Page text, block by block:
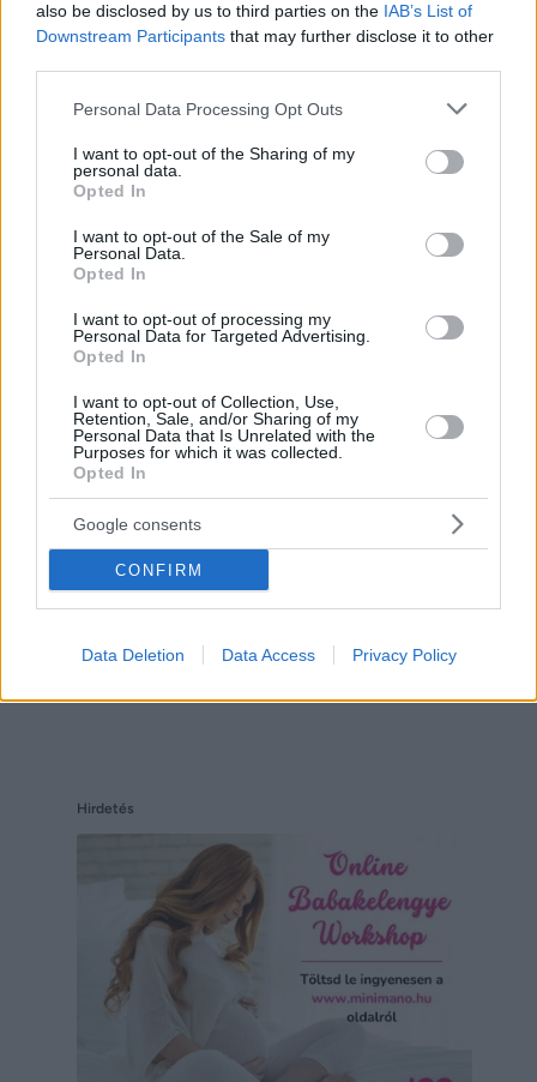
also be disclosed by us to third parties on the IAB’s List of
Downstream Participants that may further disclose it to other
Please note that this website/app uses one or more Google
not limited to your visit or usage behaviour. You may click to
grant or deny consent to Google and its third-party tags to
use your data for below specified purposes in below Google
consent section.
Personal Data Processing Opt Outs
I want to opt-out of the Sharing of my
personal data.
Opted In
I want to opt-out of the Sale of my
Personal Data.
Opted In
I want to opt-out of processing my
Personal Data for Targeted Advertising.
Opted In
I want to opt-out of Collection, Use,
Retention, Sale, and/or Sharing of my
Personal Data that Is Unrelated with the
Purposes for which it was collected.
Opted In
Google consents
CONFIRM
Data Deletion Data Access Privacy Policy
Hirdetés
Hirdetés